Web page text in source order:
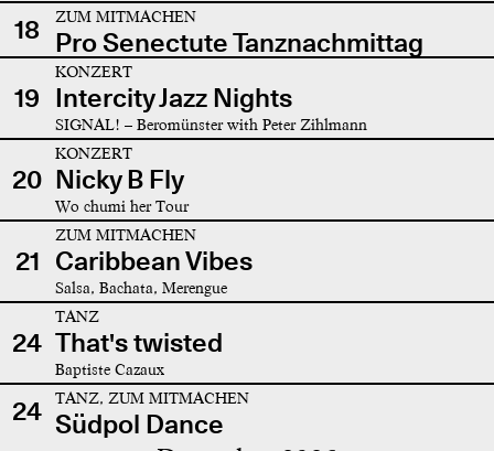
18 ZUM MITMACHEN
Pro Senectute Tanznachmittag
19
KONZERT
Intercity Jazz Nights
SIGNAL! – Beromünster with Peter Zihlmann
20
KONZERT
Nicky B Fly
Wo chumi her Tour
21
ZUM MITMACHEN
Caribbean Vibes
Salsa, Bachata, Merengue
24
TANZ
That's twisted
Baptiste Cazaux
24 TANZ, ZUM MITMACHEN
Südpol Dance